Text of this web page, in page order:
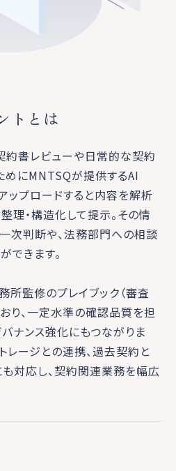
トとは
約書レビューや日常的な契約
にMNTSQが提供するAI
ップロードすると内容を解析
理・構造化して提示。その情
次判断や、法務部門への相談
できます。
所監修のプレイブック（審査
り、一定水準の確認品質を担
ナンス強化にもつながりま
レージとの連携、過去契約と
対応し、契約関連業務を幅広